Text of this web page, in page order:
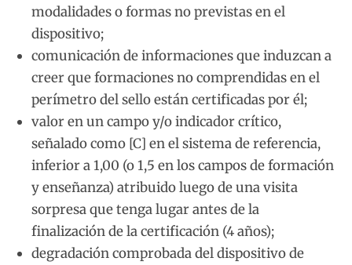
modalidades o formas no previstas en el
dispositivo;
comunicación de informaciones que induzcan a
creer que formaciones no comprendidas en el
perímetro del sello están certificadas por él;
valor en un campo y/o indicador crítico,
señalado como [C] en el sistema de referencia,
inferior a 1,00 (o 1,5 en los campos de formación
y enseñanza) atribuido luego de una visita
sorpresa que tenga lugar antes de la
finalización de la certificación (4 años);
degradación comprobada del dispositivo de